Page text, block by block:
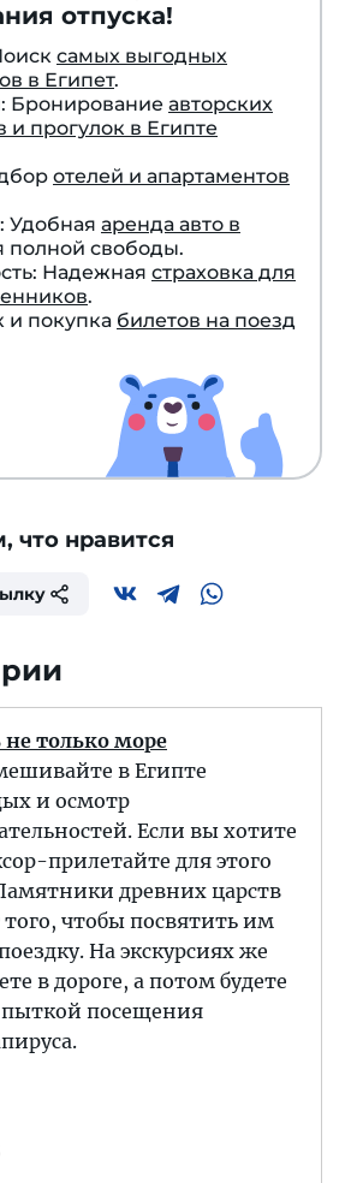
отпуска!
самых выгодных
в Египет.
Бронирование авторских
и прогулок в Египте
отелей и апартаментов
Удобная аренда авто в
полной свободы.
Надежная страховка для
.
покупка билетов на поезд
что нравится
не только море
в Египте
и осмотр
Если вы хотите
прилетайте для этого
древних царств
чтобы посвятить им
На экскурсиях же
в дороге, а потом будете
посещения